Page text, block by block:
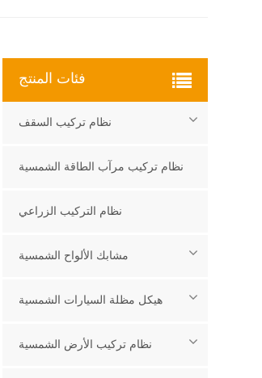
فئات المنتج
نظام تركيب السقف
نظام تركيب مرآب الطاقة الشمسية
نظام التركيب الزراعي
مشابك الألواح الشمسية
هيكل مظلة السيارات الشمسية
نظام تركيب الأرض الشمسية